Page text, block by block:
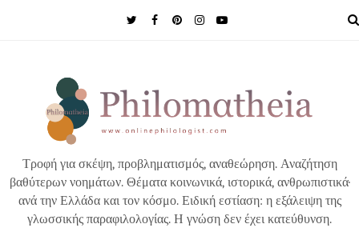
Τροφή για σκέψη, προβληματισμός, αναθεώρηση. Αναζήτηση
βαθύτερων νοημάτων. Θέματα κοινωνικά, ιστορικά, ανθρωπιστικά·
ανά την Ελλάδα και τον κόσμο. Ειδική εστίαση: η εξάλειψη της
γλωσσικής παραφιλολογίας. Η γνώση δεν έχει κατεύθυνση.